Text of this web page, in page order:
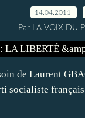
14.04.2011
Par LA VOIX DU
de Laurent
socialiste